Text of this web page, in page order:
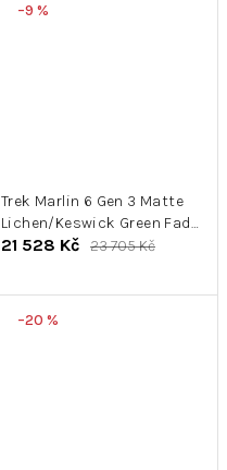
–9 %
Trek Marlin 6 Gen 3 Matte
Lichen/Keswick Green Fade
2026
21 528 Kč 23 705 Kč
–20 %